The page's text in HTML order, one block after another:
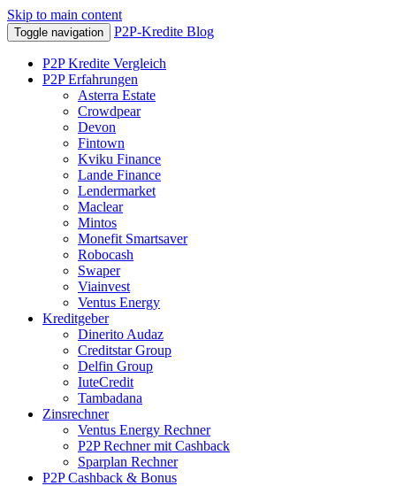
Skip to main content
Toggle navigation P2P-Kredite Blog
P2P Kredite Vergleich
P2P Erfahrungen
Asterra Estate
Crowdpear
Devon
Fintown
Kviku Finance
Lande Finance
Lendermarket
Maclear
Mintos
Monefit Smartsaver
Robocash
Swaper
Viainvest
Ventus Energy
Kreditgeber
Dinerito Audaz
Creditstar Group
Delfin Group
IuteCredit
Tambadana
Zinsrechner
Ventus Energy Rechner
P2P Rechner mit Cashback
Sparplan Rechner
P2P Cashback & Bonus